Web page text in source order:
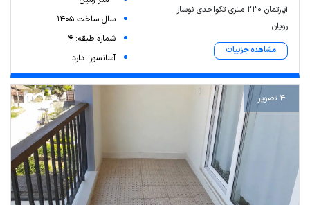
آپارتمان ۲۳۰ متری تکواحدی نوساز
رویان
مشاهده جزییات
سال ساخت 1405
شماره طبقه: 4
آسانسور: دارد
4 تصویر